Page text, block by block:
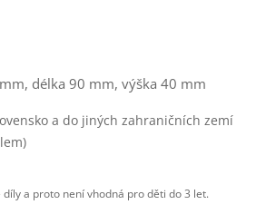
délka 90 mm, výška 40 mm
a do jiných zahraničních zemí
a proto není vhodná pro děti do 3 let.